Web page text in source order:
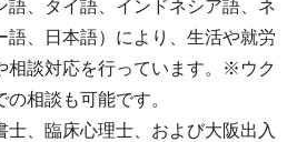
語、タイ語、インドネシア語、ネ
語、日本語）により、生活や就労
相談対応を行っています。※ウク
相談も可能です。
士、臨床心理士、および大阪出入